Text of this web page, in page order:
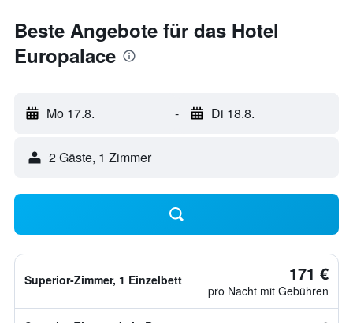
Beste Angebote für das Hotel
Europalace
Mo 17.8. - Di 18.8.
2 Gäste, 1 Zimmer
Superior-Zimmer, 1 Einzelbett 171 €
pro Nacht mit Gebühren